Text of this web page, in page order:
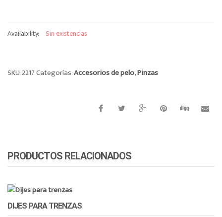
Availability: Sin existencias
SKU:2217Categorías:Accesorios de pelo,Pinzas
PRODUCTOS RELACIONADOS
DIJES PARA TRENZAS